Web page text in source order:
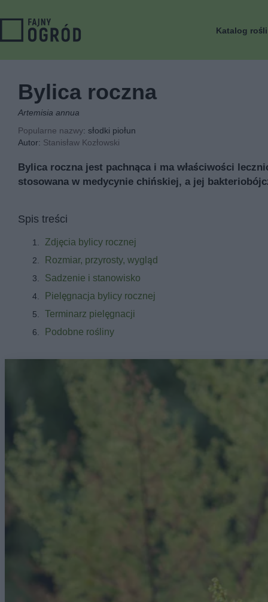
Katalog
Bylica roczna
Artemisia annua
Popularne nazwy: słodki piołun
Autor: Stanisław Kozłowski
Bylica roczna jest pachnąca i ma właściwości
stosowana w medycynie chińskiej, a jej
Spis treści
Zdjęcia bylicy rocznej
Rozmiar, przyrosty, wygląd
Sadzenie i stanowisko
Pielęgnacja bylicy rocznej
Terminarz pielęgnacji
Podobne rośliny